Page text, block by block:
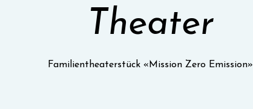
Theater
Familientheaterstück «Mission Zero Emission»